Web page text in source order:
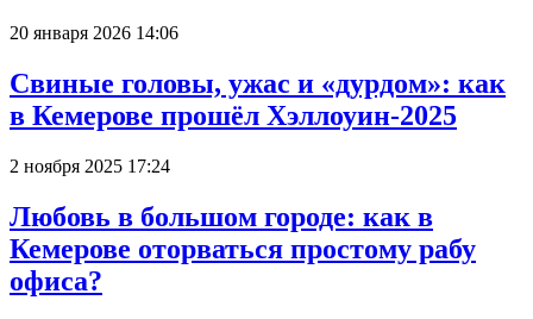
20 января 2026 14:06
Свиные головы, ужас и «дурдом»: как
в Кемерове прошёл Хэллоуин-2025
2 ноября 2025 17:24
Любовь в большом городе: как в
Кемерове оторваться простому рабу
офиса?